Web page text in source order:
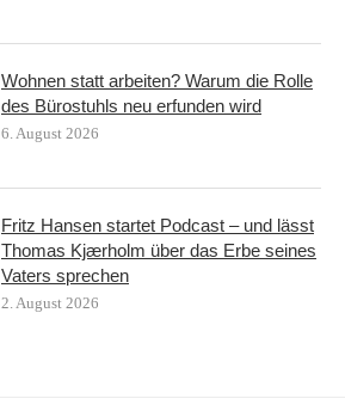
Wohnen statt arbeiten? Warum die Rolle
des Bürostuhls neu erfunden wird
6. August 2026
Fritz Hansen startet Podcast – und lässt
Thomas Kjærholm über das Erbe seines
Vaters sprechen
2. August 2026